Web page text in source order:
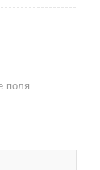
поля